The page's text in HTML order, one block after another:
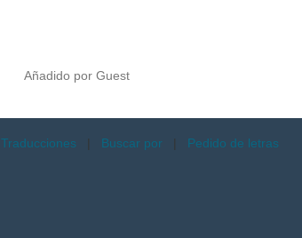
Añadido por Guest
Traducciones | Buscar por | Pedido de letras